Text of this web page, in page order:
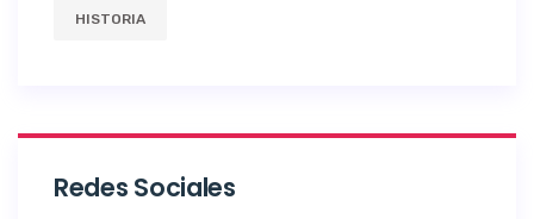
HISTORIA
Redes Sociales